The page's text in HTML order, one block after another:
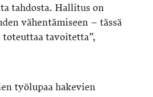
tahdosta. Hallitus on
vähentämiseen – tässä
tavoitetta”,
työlupaa hakevien